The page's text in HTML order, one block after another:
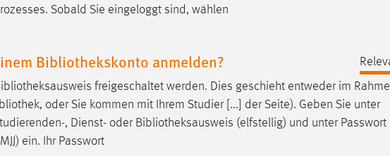
Sobald Sie eingeloggt sind, wählen
Bibliothekskonto anmelden?
freigeschaltet werden. Dies geschieht entweder im
, oder Sie kommen mit Ihrem Studier [...] der Seite). Geben Sie unter
, Dienst- oder Bibliotheksausweis (elfstellig) und unter Passwort
ein. Ihr Passwort
style-